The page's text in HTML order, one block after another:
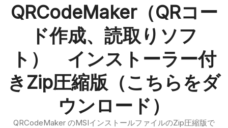
QRCodeMaker（QRコー
ド作成、読取りソフ
ト） インストーラー付
きZip圧縮版（こちらをダ
ウンロード）
QRCodeMaker のMSIインストールファイルのZip圧縮版で